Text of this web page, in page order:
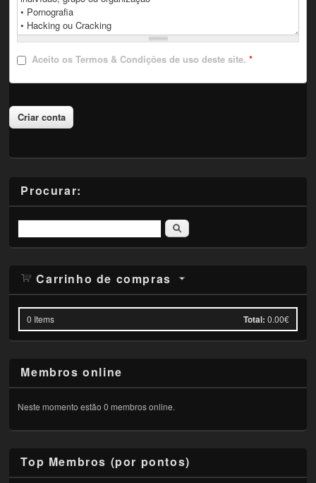
Aceito os Termos & Condições de uso deste site.*
Procurar:
Pesquisar
Carrinho de compras
0 Items Total: 0.00€
Membros online
Neste momento estão 0 membros online.
Top Membros (por pontos)